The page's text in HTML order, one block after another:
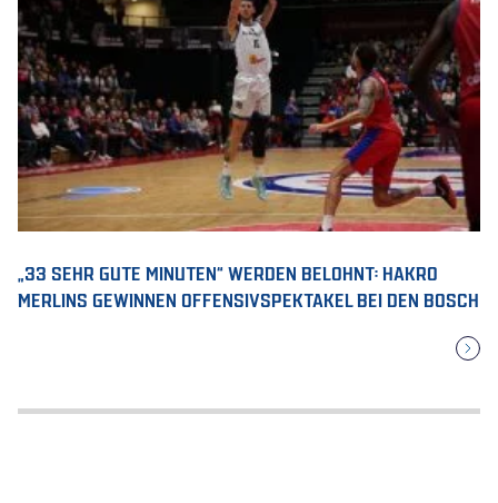
„33 SEHR GUTE MINUTEN“ WERDEN BELOHNT: HAKRO
MERLINS GEWINNEN OFFENSIVSPEKTAKEL BEI DEN BOSCH